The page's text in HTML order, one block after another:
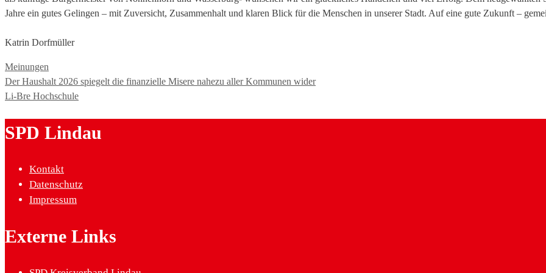
Jahre ein gutes Gelingen – mit Zuversicht, Zusammenhalt und klaren Blick für die Menschen in unserer Stadt. Auf eine gute Zukunft –
Katrin Dorfmüller
Kategorien
Meinungen
Der Haushalt 2026 spiegelt die finanzielle Misere nahezu aller Kommunen wider
Li-Bre Hochschule
SPD Lindau
Kontakt
Datenschutz
Impressum
Externe Links